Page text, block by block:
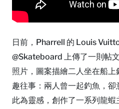
日前，Pharrell 的 Louis
@Skateboard 上傳了一則帖
照片，圖案描繪二人坐在船
趣往事：兩人曾一起釣魚，
此為靈感，創作了一系列龍